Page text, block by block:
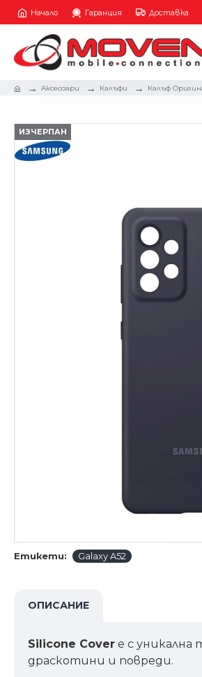
Начало Гаранция Доставка
Аксесоари Калъфи Калъф
ИЗЧЕРПАН
Етикети: Galaxy A52
ОПИСАНИЕ
Silicone Cover е с
драскотини и повреди.